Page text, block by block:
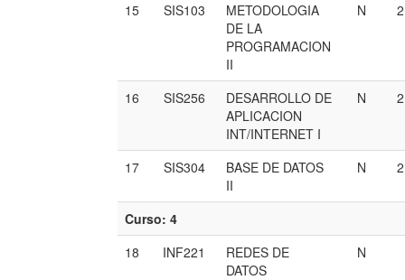
15 SIS103
METODOLOGIA
DE LA
PROGRAMACION
II
N
16 SIS256
DESARROLLO DE
APLICACION
INT/INTERNET I
N
17 SIS304
BASE DE DATOS
II
N
Curso: 4
18
INF221
REDES DE
DATOS
N